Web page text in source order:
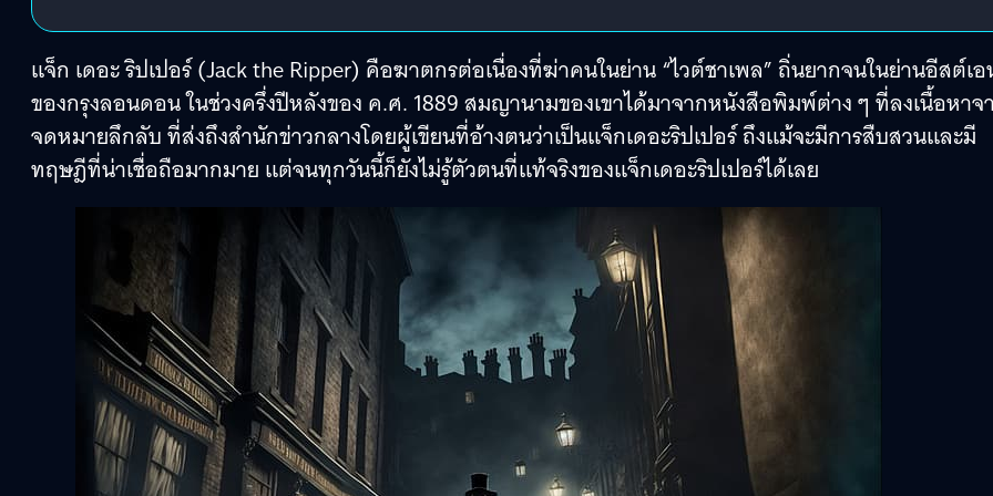
แจ็ก เดอะ ริปเปอร์ (Jack the Ripper) คือฆาตกรต่อเนื่องที่ฆ่าคนในย่าน “ไวต์ชาเพล” ถิ่นยากจนในย่านอีสต์เ
ของกรุงลอนดอน ในช่วงครึ่งปีหลังของ ค.ศ. 1889 สมญานามของเขาได้มาจากหนังสือพิมพ์ต่าง ๆ ที่ลงเนื้อหาจ
จดหมายลึกลับ ที่ส่งถึงสำนักข่าวกลางโดยผู้เขียนที่อ้างตนว่าเป็นแจ็กเดอะริปเปอร์ ถึงแม้จะมีการสืบสวนและมี
ทฤษฎีที่น่าเชื่อถือมากมาย แต่จนทุกวันนี้ก็ยังไม่รู้ตัวตนที่แท้จริงของแจ็กเดอะริปเปอร์ได้เลย